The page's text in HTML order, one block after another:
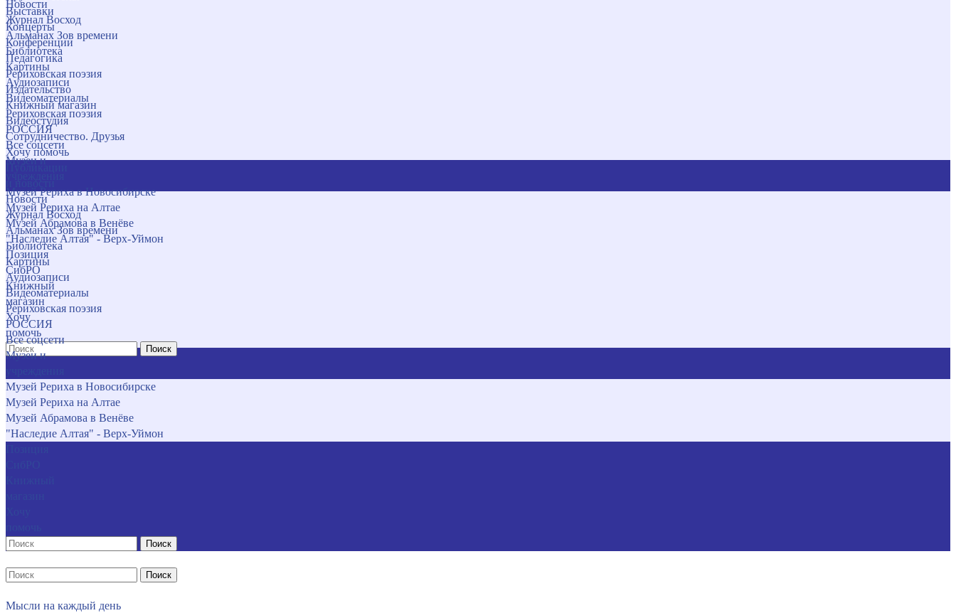
Новости
Журнал Восход
Альманах Зов времени
Библиотека
Картины
Аудиозаписи
Видеоматериалы
Рериховская поэзия
РОССИЯ
Все соцсети
Музеи и
Музей Рериха в Новосибирске
Музей Рериха на Алтае
Музей Абрамова в Венёве
"Наследие Алтая" - Верх-Уймон
Позиция
СибРО
Книжный
магазин
Хочу
помочь
Поиск
Выставки
Концерты
Конференции
Педагогика
Рериховская поэзия
Издательство
Книжный магазин
Видеостудия
Сотрудничество. Друзья
Хочу помочь
Новости
Журнал Восход
Альманах Зов времени
Библиотека
Картины
Аудиозаписи
Видеоматериалы
Рериховская поэзия
РОССИЯ
Все соцсети
Музеи и
Музей Рериха в Новосибирске
Музей Рериха на Алтае
Музей Абрамова в Венёве
"Наследие Алтая" - Верх-Уймон
Поиск
Поиск
Мысли на каждый день